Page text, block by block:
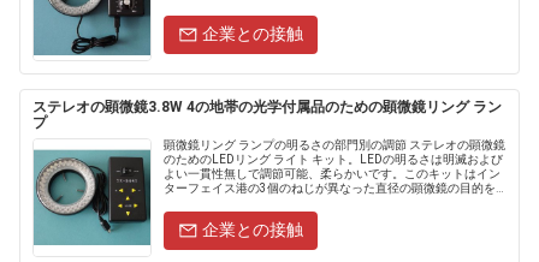
A....
企業との接触
ステレオの顕微鏡3.8W 4の地帯の光学付属品のための顕微鏡リング ラン
プ
顕微鏡リング ランプの明るさの部門別の調節 ステレオの顕微鏡
のためのLEDリング ライト キット。LEDの明るさは明滅および
よい一貫性無しで調節可能、柔らかいです。このキットはイン
ターフェイス港の3個のねじが異なった直径の顕微鏡の目的を接
電......
企業との接触